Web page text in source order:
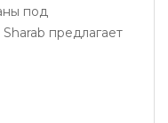
под
предлагает